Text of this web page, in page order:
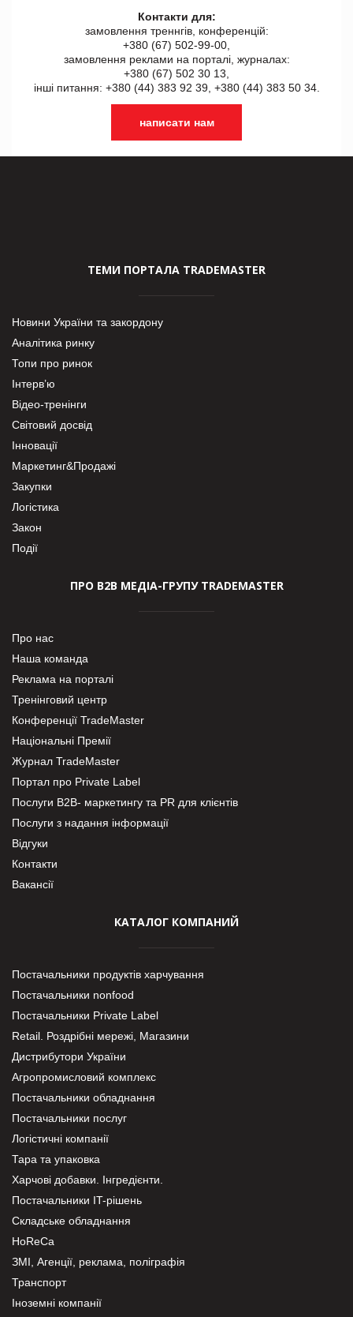
Контакти для:
замовлення треннгів, конференцій:
+380 (67) 502-99-00,
замовлення реклами на порталі, журналах:
+380 (67) 502 30 13,
інші питання: +380 (44) 383 92 39, +380 (44) 383 50 34.
написати нам
ТЕМИ ПОРТАЛА TRADEMASTER
Новини України та закордону
Аналітика ринку
Топи про ринок
Інтерв’ю
Відео-тренінги
Світовий досвід
Інновації
Маркетинг&Продажі
Закупки
Логістика
Закон
Події
ПРО В2В МЕДІА-ГРУПУ TRADEMASTER
Про нас
Наша команда
Реклама на порталі
Тренінговий центр
Конференції TradeMaster
Національні Премії
Журнал TradeMaster
Портал про Private Label
Послуги В2В- маркетингу та PR для клієнтів
Послуги з надання інформації
Відгуки
Контакти
Вакансії
КАТАЛОГ КОМПАНИЙ
Постачальники продуктів харчування
Постачальники nonfood
Постачальники Private Label
Retail. Роздрібні мережі, Магазини
Дистрибутори України
Агропромисловий комплекс
Постачальники обладнання
Постачальники послуг
Логістичні компанії
Тара та упаковка
Харчові добавки. Інгредієнти.
Постачальники IT-рішень
Складське обладнання
HoReCa
ЗМІ, Агенції, реклама, поліграфія
Транспорт
Іноземні компанії